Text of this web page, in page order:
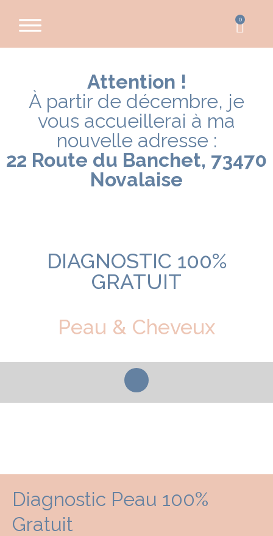
0
Attention !
À partir de décembre, je
vous accueillerai à ma
nouvelle adresse :
22 Route du Banchet, 73470
Novalaise
DIAGNOSTIC 100%
GRATUIT
Peau & Cheveux
Diagnostic Peau 100%
Gratuit